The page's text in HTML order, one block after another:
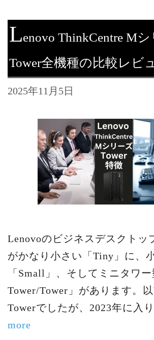
Lenovo ThinkCentre M
Tower全機種の比較レビ
2025年11月5日
Lenovoのビジネスデスクトッ
がかなり小さい「Tiny」に、
「Small」、そしてミニタワ
Tower/Tower」があります。
Towerでしたが、2023年に入
more